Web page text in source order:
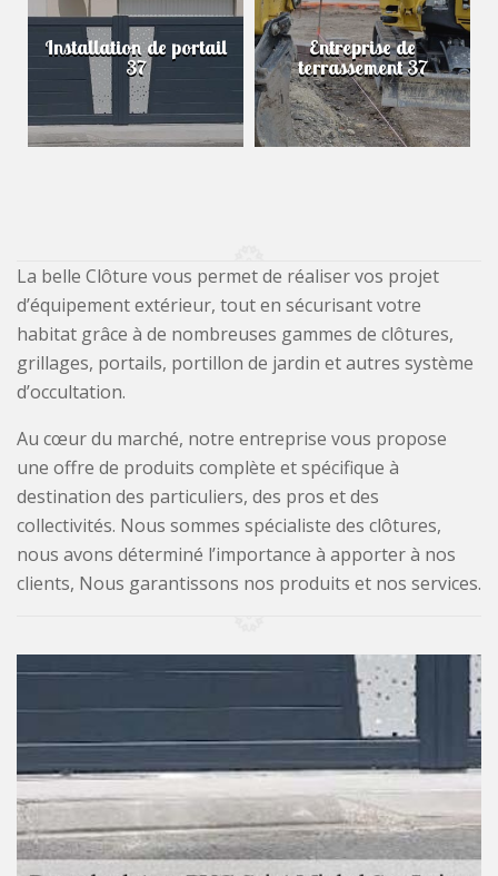
Installation de portail
37
Entreprise de
terrassement 37
La belle Clôture vous permet de réaliser vos projet
d’équipement extérieur, tout en sécurisant votre
habitat grâce à de nombreuses gammes de clôtures,
grillages, portails, portillon de jardin et autres système
d’occultation.
Au cœur du marché, notre entreprise vous propose
une offre de produits complète et spécifique à
destination des particuliers, des pros et des
collectivités. Nous sommes spécialiste des clôtures,
nous avons déterminé l’importance à apporter à nos
clients, Nous garantissons nos produits et nos services.